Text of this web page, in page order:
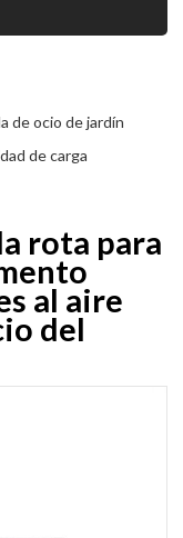
de ocio de jardín
de carga
rota para
al aire
del